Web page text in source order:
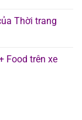
Thời trang
Food trên xe